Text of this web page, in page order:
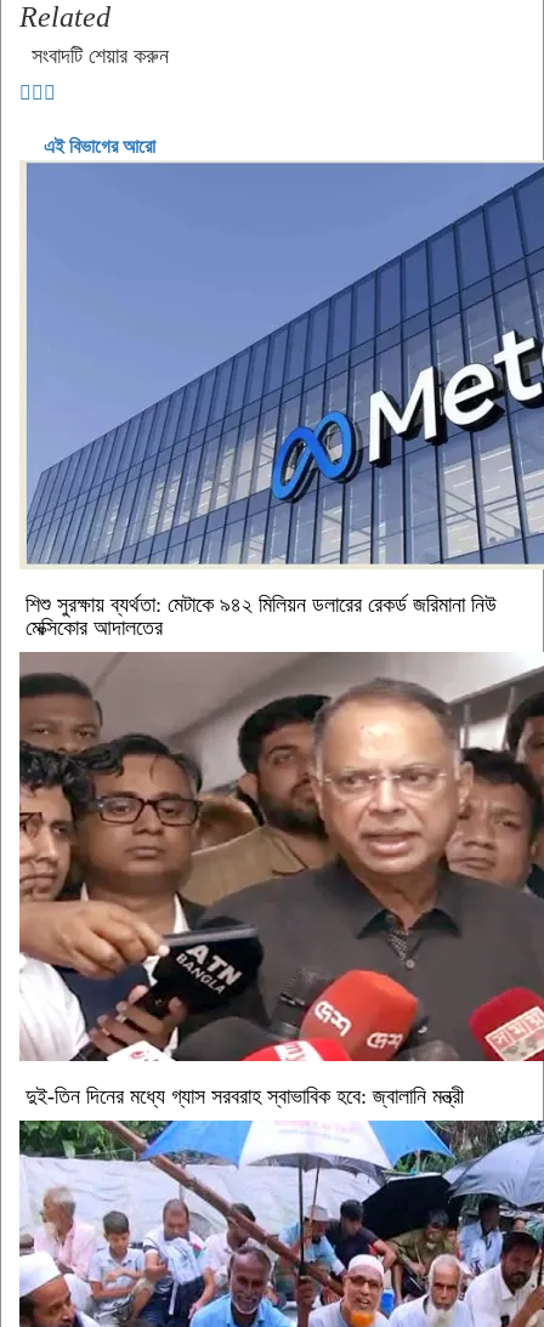
Related
সংবাদটি শেয়ার করুন
এই বিভাগের আরো
শিশু সুরক্ষায় ব্যর্থতা: মেটাকে ৯৪২ মিলিয়ন ডলারের রেকর্ড জরিমানা নিউ
মেক্সিকোর আদালতের
দুই-তিন দিনের মধ্যে গ্যাস সরবরাহ স্বাভাবিক হবে: জ্বালানি মন্ত্রী